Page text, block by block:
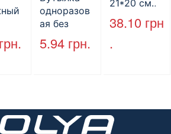
грн.
одноразов
ая без
крышки,
ПЕТ, V=500
5.94 грн.
21*20 см.,
160 л.
38.10 грн
.